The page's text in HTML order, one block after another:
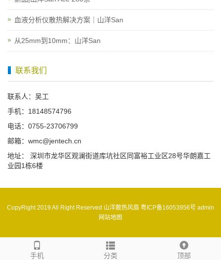
血液分析仪散热解决方案｜山洋San
从25mm到10mm：山洋San
联系我们
联系人：吴工
手机：18148574796
电话：0755-23706799
邮箱：wmc@jentech.cn
地址： 深圳市龙华区观澜街道库坑社区同富裕工业区28号华朗嘉工
业园1栋6楼
手机 分类 顶部
CopyRight 2019 All Right Reserved 山洋散热风扇 粤ICP备16053956号 admin
网站地图